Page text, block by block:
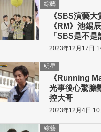
《SBS演藝大
《RM》池錫
「SBS是不是
綜藝
2023年12月17日
《Running
光事後心驚膽
控大哥
明星
2023年12月4日
綜藝